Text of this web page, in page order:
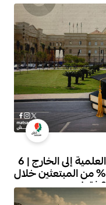
"متصدقش" تحلل بيانات البعثات العلمية إلى الخارج | 6
جامعات حكومية تستحوذ على 53% من المبتعثين خلال